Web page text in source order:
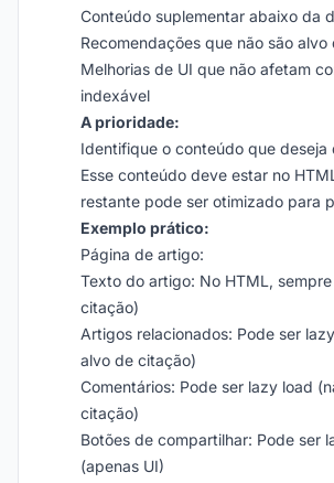
Conteúdo suplementar abaixo da
Recomendações que não são
Melhorias de UI que não afetam
indexável
A prioridade:
Identifique o conteúdo que deseja
Esse conteúdo deve estar no
restante pode ser otimizado para
Exemplo prático:
Página de artigo:
Texto do artigo: No HTML,
citação)
Artigos relacionados: Pode ser
alvo de citação)
Comentários: Pode ser lazy load
citação)
Botões de compartilhar: Pode ser
(apenas UI)